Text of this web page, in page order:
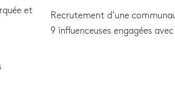
et
Recrutement d’une
9 influenceuses engagées